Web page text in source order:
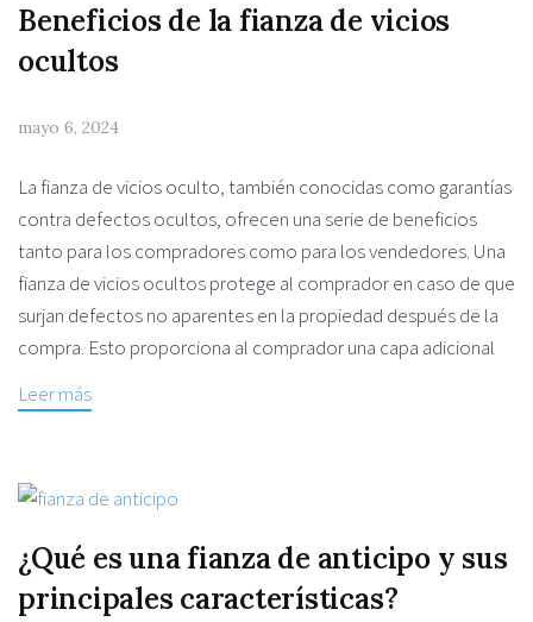
Beneficios de la fianza de vicios
ocultos
mayo 6, 2024
La fianza de vicios oculto, también conocidas como garantías
contra defectos ocultos, ofrecen una serie de beneficios
tanto para los compradores como para los vendedores. Una
fianza de vicios ocultos protege al comprador en caso de que
surjan defectos no aparentes en la propiedad después de la
compra. Esto proporciona al comprador una capa adicional
Leer más
¿Qué es una fianza de anticipo y sus
principales características?